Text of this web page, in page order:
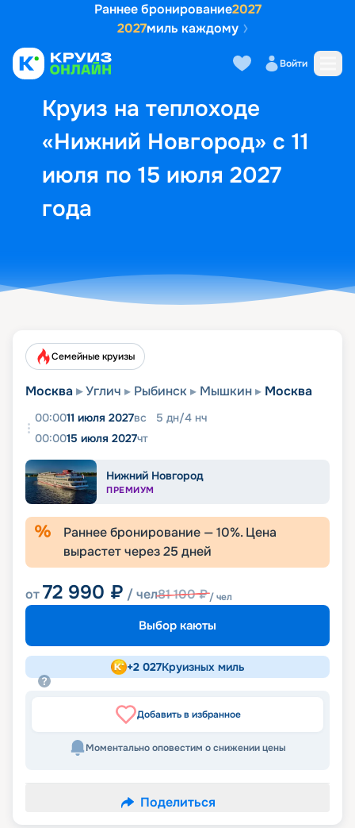
Раннее бронирование2027
2027миль каждому
Войти
Круиз на теплоходе
«Нижний Новгород» с 11
июля по 15 июля 2027
года
Выбор кают Маршрут и
Семейные круизы
Москва Углич Рыбинск Мышкин Москва
00:0011 июля 2027вс 5 дн/4 нч
00:0015 июля 2027чт
Нижний Новгород
ПРЕМИУМ
Раннее бронирование —10%. Цена
вырастет через25 дней
от72 990 ₽ / чел81 100₽/ чел
Выбор каюты
+2 027Круизных миль
Добавить в избранное
Моментально оповестим о снижении цены
Поделиться